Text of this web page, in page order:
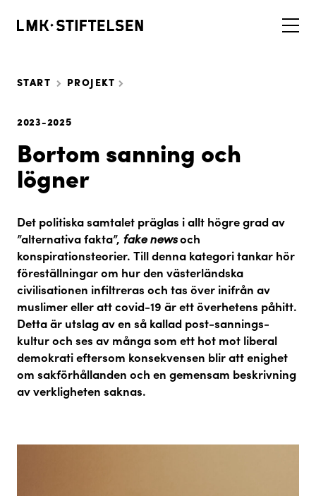
START PROJEKT
2023-2025
Bortom sanning och
lögner
Det politiska samtalet präglas i allt högre grad av
”alternativa fakta”, fake newsoch
konspirationsteorier. Till denna kategori tankar hör
föreställningar om hur den västerländska
civilisationen infiltreras och tas över inifrån av
muslimer eller att covid-19 är ett överhetens påhitt.
Detta är utslag av en så kallad post-sannings-
kultur och ses av många som ett hot mot liberal
demokrati eftersom konsekvensen blir att enighet
om sakförhållanden och en gemensam beskrivning
av verkligheten saknas.